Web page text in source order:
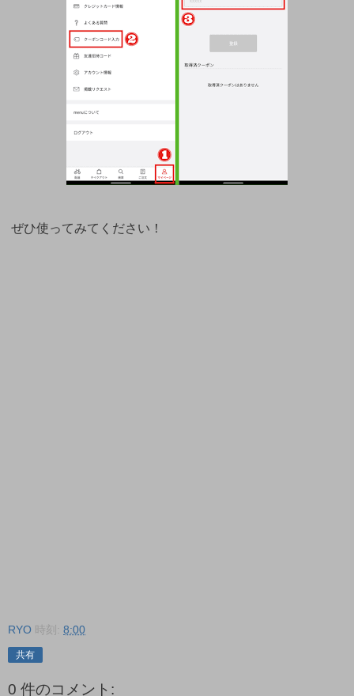
ぜひ使ってみてください！
RYO 時刻: 8:00
共有
0 件のコメント: